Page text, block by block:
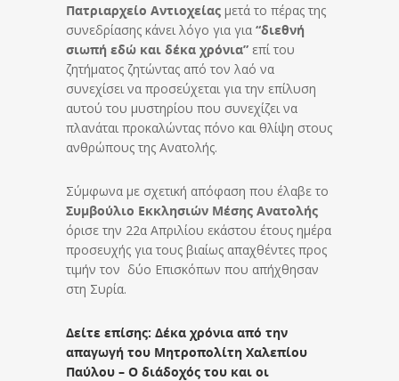
Πατριαρχείο Αντιοχείας μετά το πέρας της
συνεδρίασης κάνει λόγο για για “διεθνή
σιωπή εδώ και δέκα χρόνια” επί του
ζητήματος ζητώντας από τον λαό να
συνεχίσει να προσεύχεται για την επίλυση
αυτού του μυστηρίου που συνεχίζει να
πλανάται προκαλώντας πόνο και θλίψη στους
ανθρώπους της Ανατολής.
Σύμφωνα με σχετική απόφαση που έλαβε το
Συμβούλιο Εκκλησιών Μέσης Ανατολής
όρισε την 22α Απριλίου εκάστου έτους ημέρα
προσευχής για τους βιαίως απαχθέντες προς
τιμήν τον δύο Επισκόπων που απήχθησαν
στη Συρία.
Δείτε επίσης: Δέκα χρόνια από την
απαγωγή του Μητροπολίτη Χαλεπίου
Παύλου – Ο διάδοχός του και οι